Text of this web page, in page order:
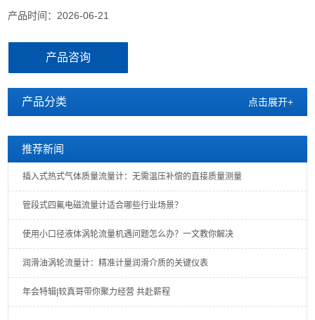
计已经配套应用到山东省400多条检测线上，每一套产品都取得烟台
国家蒸汽计量站和山东省计量院的检定证书。
产品时间：2026-06-21
产品咨询
产品分类 点击展开+
推荐新闻
插入式热式气体质量流量计：无需温压补偿的直接质量测量
管段式四氟电磁流量计适合哪些行业场景？
使用小口径液体涡轮流量机遇问题怎么办？一文教你解决
润滑油涡轮流量计：精准计量润滑介质的关键仪表
年会特辑|较真哥带你聚力经营 共赴薪程